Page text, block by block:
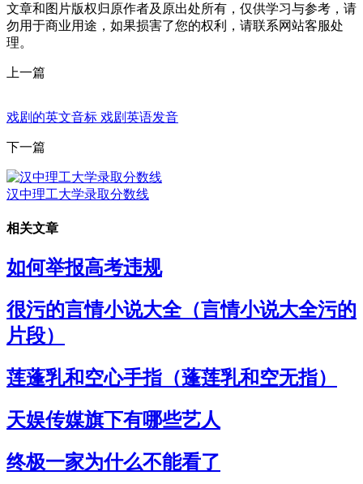
文章和图片版权归原作者及原出处所有，仅供学习与参考，请
勿用于商业用途，如果损害了您的权利，请联系网站客服处
理。
上一篇
戏剧的英文音标 戏剧英语发音
下一篇
汉中理工大学录取分数线
相关文章
如何举报高考违规
很污的言情小说大全（言情小说大全污的
片段）
莲蓬乳和空心手指（蓬莲乳和空无指）
天娱传媒旗下有哪些艺人
终极一家为什么不能看了